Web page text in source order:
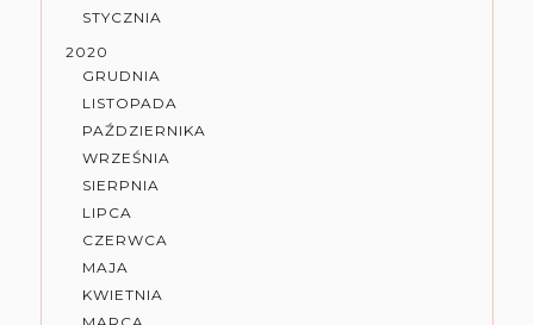
STYCZNIA
2020
GRUDNIA
LISTOPADA
PAŹDZIERNIKA
WRZEŚNIA
SIERPNIA
LIPCA
CZERWCA
MAJA
KWIETNIA